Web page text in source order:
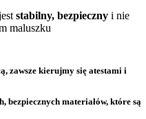
stabilny, bezpieczny i nie
maluszku
, zawsze kierujmy się atestami i
bezpiecznych materiałów, które są